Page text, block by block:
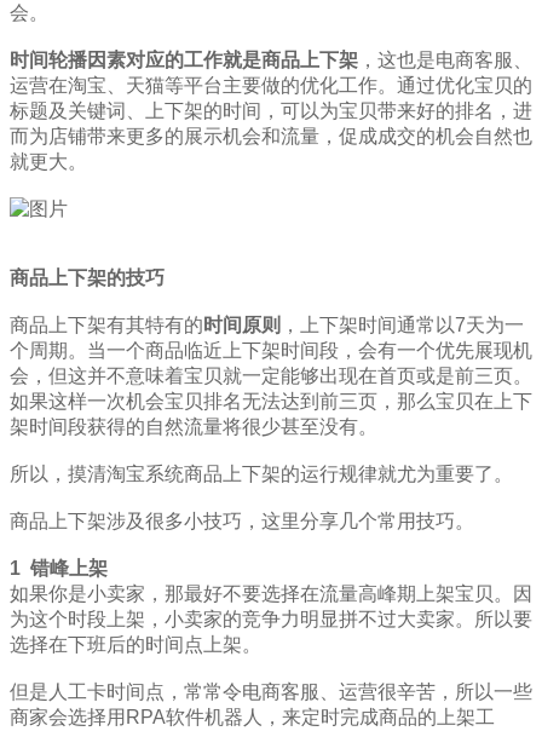
会。
时间轮播因素对应的工作就是商品上下架 ，这也是电商客服、
运营在淘宝、天猫等平台主要做的优化工作。通过优化宝贝的
标题及关键词、上下架的时间，可以为宝贝带来好的排名，进
而为店铺带来更多的展示机会和流量，促成成交的机会自然也
就更大。
商品上下架的技巧
商品上下架有其特有的时间原则 ，上下架时间通常以7天为一
个周期。当一个商品临近上下架时间段，会有一个优先展现机
会，但这并不意味着宝贝就一定能够出现在首页或是前三页。
如果这样一次机会宝贝排名无法达到前三页，那么宝贝在上下
架时间段获得的自然流量将很少甚至没有。
所以，摸清淘宝系统商品上下架的运行规律就尤为重要了。
商品上下架涉及很多小技巧，这里分享几个常用技巧。
1 错峰上架
如果你是小卖家，那最好不要选择在流量高峰期上架宝贝。因
为这个时段上架，小卖家的竞争力明显拼不过大卖家。所以要
选择在下班后的时间点上架。
但是人工卡时间点，常常令电商客服、运营很辛苦，所以一些
商家会选择用RPA软件机器人，来定时完成商品的上架工